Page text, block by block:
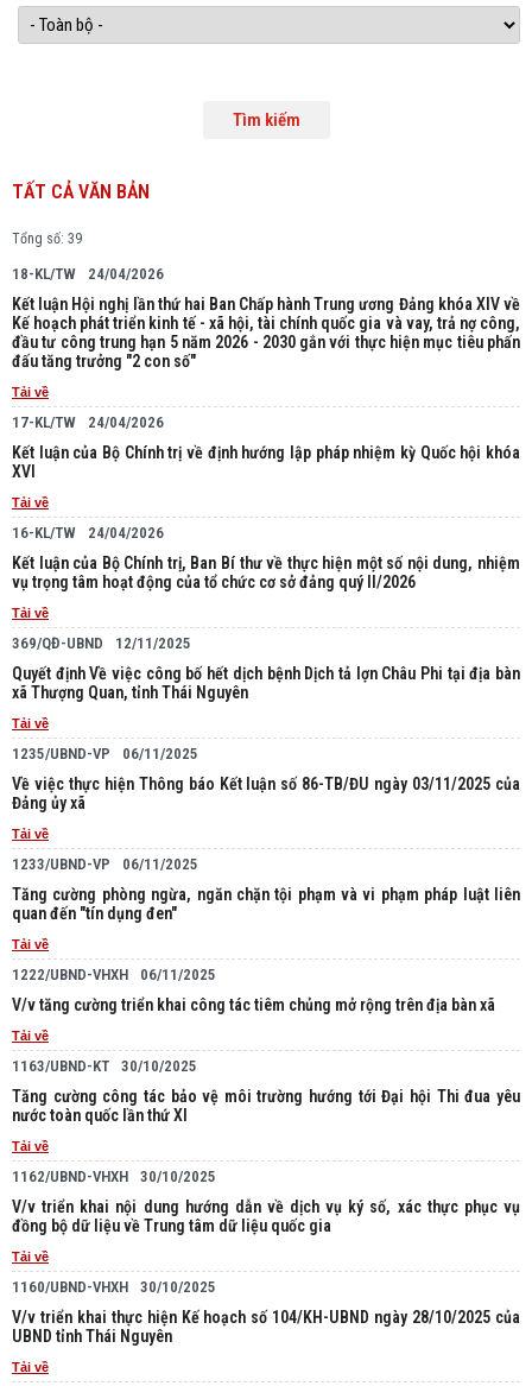
TẤT CẢ VĂN BẢN
Tổng số: 39
18-KL/TW 24/04/2026
Kết luận Hội nghị lần thứ hai Ban Chấp hành Trung ương Đảng khóa XIV về
Kế hoạch phát triển kinh tế - xã hội, tài chính quốc gia và vay, trả nợ công,
đầu tư công trung hạn 5 năm 2026 - 2030 gắn với thực hiện mục tiêu phấn
đấu tăng trưởng "2 con số"
Tải về
17-KL/TW 24/04/2026
Kết luận của Bộ Chính trị về định hướng lập pháp nhiệm kỳ Quốc hội khóa
XVI
Tải về
16-KL/TW 24/04/2026
Kết luận của Bộ Chính trị, Ban Bí thư về thực hiện một số nội dung, nhiệm
vụ trọng tâm hoạt động của tổ chức cơ sở đảng quý II/2026
Tải về
369/QĐ-UBND 12/11/2025
Quyết định Về việc công bố hết dịch bệnh Dịch tả lợn Châu Phi tại địa bàn
xã Thượng Quan, tỉnh Thái Nguyên
Tải về
1235/UBND-VP 06/11/2025
Về việc thực hiện Thông báo Kết luận số 86-TB/ĐU ngày 03/11/2025 của
Đảng ủy xã
Tải về
1233/UBND-VP 06/11/2025
Tăng cường phòng ngừa, ngăn chặn tội phạm và vi phạm pháp luật liên
quan đến "tín dụng đen"
Tải về
1222/UBND-VHXH 06/11/2025
V/v tăng cường triển khai công tác tiêm chủng mở rộng trên địa bàn xã
Tải về
1163/UBND-KT 30/10/2025
Tăng cường công tác bảo vệ môi trường hướng tới Đại hội Thi đua yêu
nước toàn quốc lần thứ XI
Tải về
1162/UBND-VHXH 30/10/2025
V/v triển khai nội dung hướng dẫn về dịch vụ ký số, xác thực phục vụ
đồng bộ dữ liệu về Trung tâm dữ liệu quốc gia
Tải về
1160/UBND-VHXH 30/10/2025
V/v triển khai thực hiện Kế hoạch số 104/KH-UBND ngày 28/10/2025 của
UBND tỉnh Thái Nguyên
Tải về